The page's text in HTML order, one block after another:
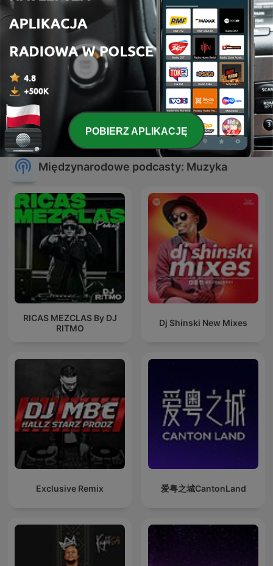
ATB Music Hardcore Mixtapes
Międzynarodowe podcasty: Muzyka
RICAS MEZCLAS By DJ
RITMO
Dj Shinski New Mixes
Exclusive Remix 爱粤之城CantonLand
POBIERZ APLIKACJĘ